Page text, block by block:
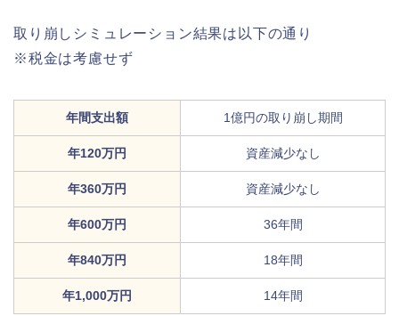
取り崩しシミュレーション結果は以下の通り
※税金は考慮せず
年間支出額 1億円の取り崩し期間
年120万円 資産減少なし
年360万円 資産減少なし
年600万円 36年間
年840万円 18年間
年1,000万円 14年間